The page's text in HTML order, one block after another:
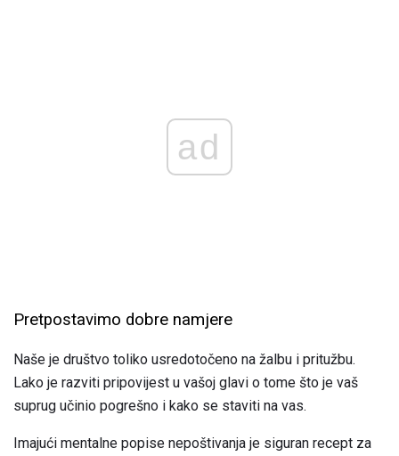
ad
Pretpostavimo dobre namjere
Naše je društvo toliko usredotočeno na žalbu i pritužbu.
Lako je razviti pripovijest u vašoj glavi o tome što je vaš
suprug učinio pogrešno i kako se staviti na vas.
Imajući mentalne popise nepoštivanja je siguran recept za